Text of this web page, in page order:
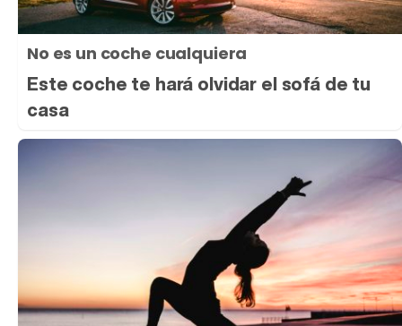
No es un coche cualquiera
Este coche te hará olvidar el sofá de tu
casa